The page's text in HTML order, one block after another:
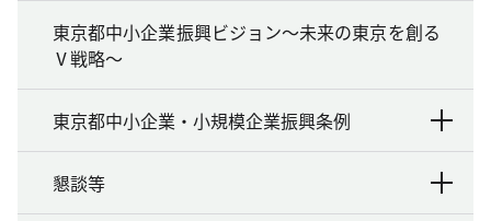
東京都中小企業振興ビジョン～未来の東京を創る
Ⅴ戦略～
東京都中小企業・小規模企業振興条例
懇談等